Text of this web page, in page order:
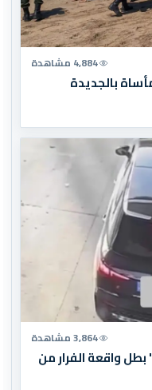
4,884 مشاهدة
بالجديدة
3,864 مشاهدة
واقعة الفرار من